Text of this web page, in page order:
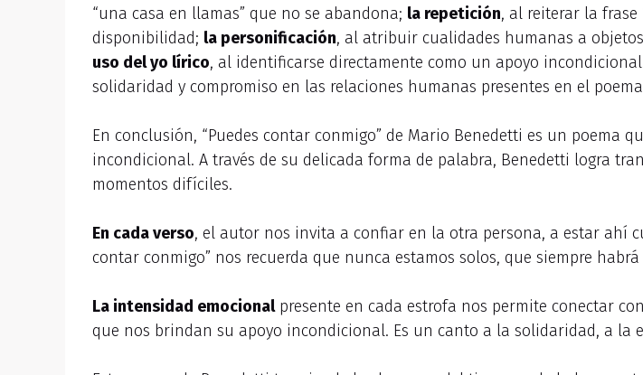
“una casa en llamas” que no se abandona; la repetición, al reiterar la
disponibilidad; la personificación, al atribuir cualidades humanas a
uso del yo lírico, al identificarse directamente como un apoyo
solidaridad y compromiso en las relaciones humanas presentes en el
En conclusión, “Puedes contar conmigo” de Mario Benedetti es un poema
incondicional. A través de su delicada forma de palabra, Benedetti logra
momentos difíciles.
En cada verso, el autor nos invita a confiar en la otra persona, a estar ahí
contar conmigo” nos recuerda que nunca estamos solos, que siempre
La intensidad emocionalpresente en cada estrofa nos permite conectar
que nos brindan su apoyo incondicional. Es un canto a la solidaridad, a la